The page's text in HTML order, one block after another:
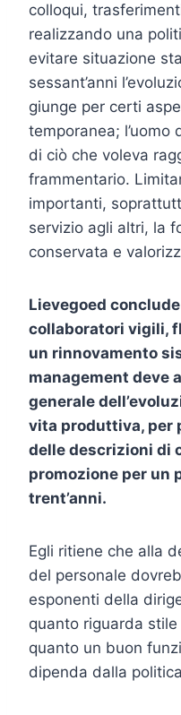
colloqui,
realizzando una
evitare situazione
sessant’anni
giunge per certi
temporanea;
di ciò che voleva
frammentario.
importanti,
servizio agli altri, la
conservata e
Lievegoed
collaboratori vigili,
un rinnovamento
management deve
generale
vita produttiva, per
delle descrizioni di
promozione per un
trent’anni.
Egli ritiene che alla
del personale
esponenti della
quanto riguarda
quanto un buon
dipenda dalla